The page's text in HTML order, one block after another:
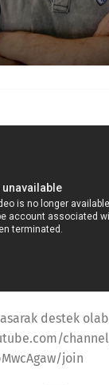
destek
join